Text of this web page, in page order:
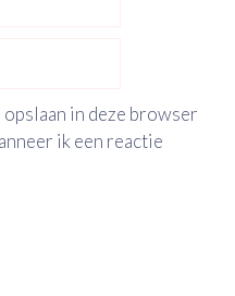
in deze browser
ik een reactie